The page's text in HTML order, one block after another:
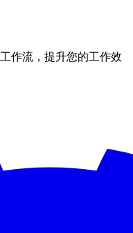
作流，提升您的工作效